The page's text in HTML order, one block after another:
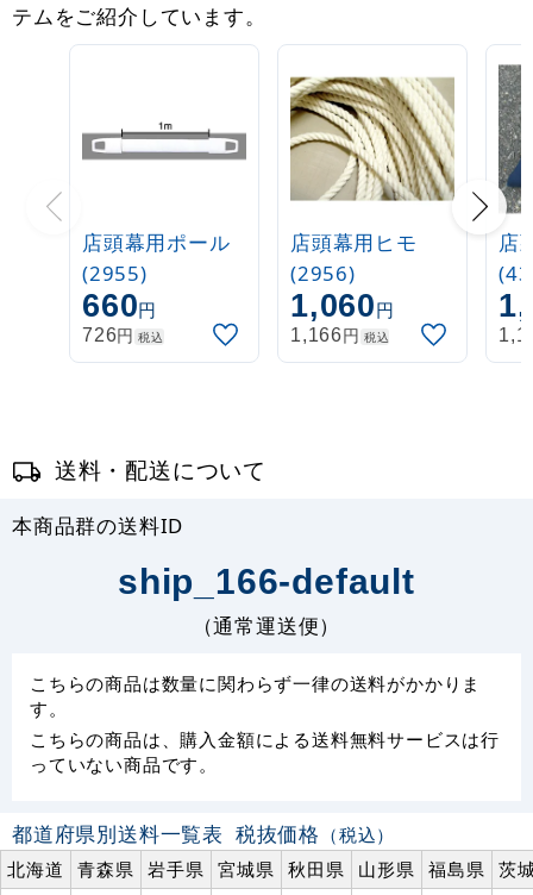
テムをご紹介しています。
店頭幕用ポール
(2955)
660円
726円 税込
店頭幕用ヒモ
(2956)
1,060円
1,166円 税込
店
送料・配送について
本商品群の送料ID
ship_166-default
（通常運送便）
こちらの商品は数量に関わらず一律の送料がかかりま
す。
こちらの商品は、購入金額による送料無料サービスは行
っていない商品です。
都道府県別送料一覧表 税抜価格 （税込）
北海道
青森県 岩手県 宮城県 秋田県 山形県 福島県 茨